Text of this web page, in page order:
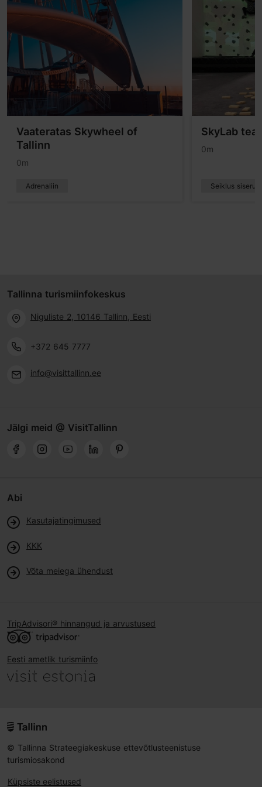
Vaateratas Skywheel of
Tallinn
0m
Adrenaliin
SkyLab
0m
Seiklus
Tallinna turismiinfokeskus
Niguliste 2, 10146 Tallinn, Eesti
+372 645 7777
info@visittallinn.ee
Jälgi meid @ VisitTallinn
Abi
Kasutajatingimused
KKK
Võta meiega ühendust
TripAdvisori® hinnangud ja arvustused
Eesti ametlik turismiinfo
© Tallinna Strateegiakeskuse ettevõtlusteenistuse
turismiosakond
Küpsiste eelistused